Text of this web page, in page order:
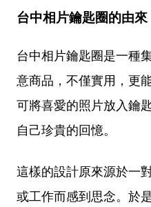
台中相片鑰匙圈的由來
台中相片鑰匙圈是一種
意商品，不僅實用，更
可將喜愛的照片放入鑰
自己珍貴的回憶。
這樣的設計原來源於一
或工作而感到思念。於